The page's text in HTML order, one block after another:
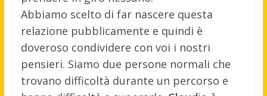
Abbiamo scelto di far nascere questa
relazione pubblicamente e quindi è
doveroso condividere con voi i nostri
pensieri. Siamo due persone normali che
trovano difficoltà durante un percorso e